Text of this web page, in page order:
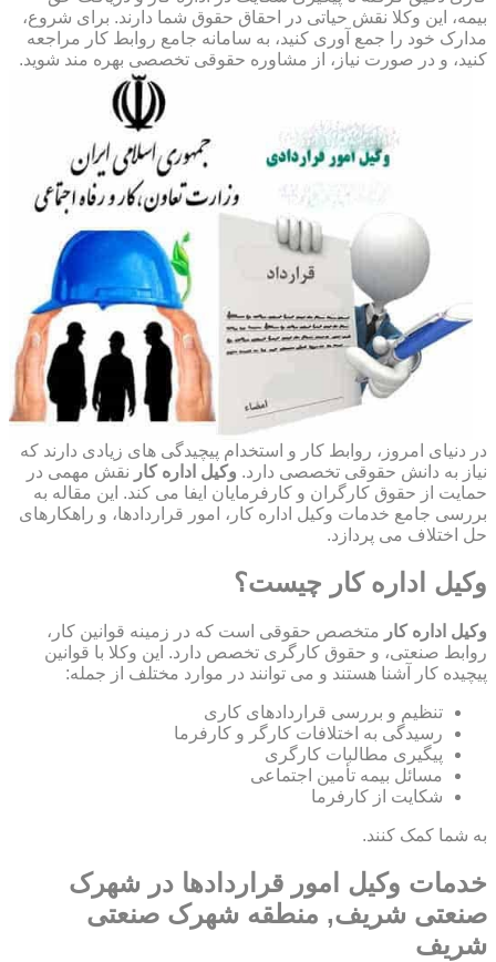
بیمه، این وکلا نقش حیاتی در احقاق حقوق شما دارند. برای شروع،
مدارک خود را جمع آوری کنید، به سامانه جامع روابط کار مراجعه
کنید، و در صورت نیاز، از مشاوره حقوقی تخصصی بهره مند شوید.
در دنیای امروز، روابط کار و استخدام پیچیدگی های زیادی دارند که
نیاز به دانش حقوقی تخصصی دارد. وکیل اداره کار نقش مهمی در
حمایت از حقوق کارگران و کارفرمایان ایفا می کند. این مقاله به
بررسی جامع خدمات وکیل اداره کار، امور قراردادها، و راهکارهای
حل اختلاف می پردازد.
وکیل اداره کار چیست؟
وکیل اداره کار متخصص حقوقی است که در زمینه قوانین کار،
روابط صنعتی، و حقوق کارگری تخصص دارد. این وکلا با قوانین
پیچیده کار آشنا هستند و می توانند در موارد مختلف از جمله:
تنظیم و بررسی قراردادهای کاری
رسیدگی به اختلافات کارگر و کارفرما
پیگیری مطالبات کارگری
مسائل بیمه تأمین اجتماعی
شکایت از کارفرما
به شما کمک کنند.
خدمات وکیل امور قراردادها در شهرک
صنعتی شریف, منطقه شهرک صنعتی
شریف